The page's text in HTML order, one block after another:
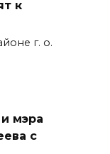
к
г. о.
мэра
с